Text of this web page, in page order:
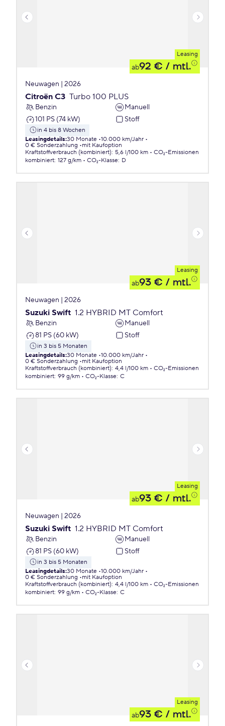
Leasing
ab92 € / mtl.
Neuwagen | 2026
Citroën C3 Turbo 100 PLUS
Benzin
Manuell
101 PS (74 kW)
Stoff
in 4 bis 8 Wochen
Leasingdetails:30 Monate 10.000 km/Jahr
0 € Sonderzahlung
mit Kaufoption
Kraftstoffverbrauch (kombiniert): 5,6 l/100 km
CO₂-Emissionen
kombiniert: 127 g/km CO₂-Klasse: D
Leasing
ab93 € / mtl.
Neuwagen | 2026
Suzuki Swift 1.2 HYBRID MT Comfort
Benzin
Manuell
81 PS (60 kW)
Stoff
in 3 bis 5 Monaten
Leasingdetails:30 Monate 10.000 km/Jahr
0 € Sonderzahlung
mit Kaufoption
Kraftstoffverbrauch (kombiniert): 4,4 l/100 km
CO₂-Emissionen
kombiniert: 99 g/km CO₂-Klasse: C
Leasing
ab93 € / mtl.
Neuwagen | 2026
Suzuki Swift 1.2 HYBRID MT Comfort
Benzin
Manuell
81 PS (60 kW)
Stoff
in 3 bis 5 Monaten
Leasingdetails:30 Monate 10.000 km/Jahr
0 € Sonderzahlung
mit Kaufoption
Kraftstoffverbrauch (kombiniert): 4,4 l/100 km
CO₂-Emissionen
kombiniert: 99 g/km CO₂-Klasse: C
Leasing
ab93 € / mtl.